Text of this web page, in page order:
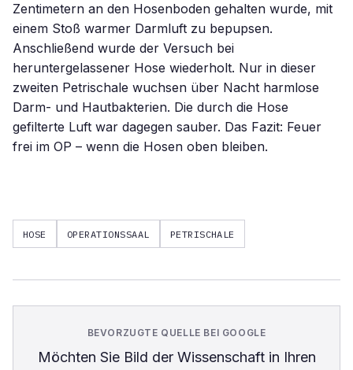
Zentimetern an den Hosenboden gehalten wurde, mit
einem Stoß warmer Darmluft zu bepupsen.
Anschließend wurde der Versuch bei
heruntergelassener Hose wiederholt. Nur in dieser
zweiten Petrischale wuchsen über Nacht harmlose
Darm- und Hautbakterien. Die durch die Hose
gefilterte Luft war dagegen sauber. Das Fazit: Feuer
frei im OP – wenn die Hosen oben bleiben.
HOSE OPERATIONSSAAL PETRISCHALE
BEVORZUGTE QUELLE BEI GOOGLE
Möchten Sie Bild der Wissenschaftin Ihren